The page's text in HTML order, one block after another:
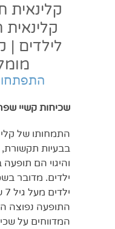
קלינאית
לילדים |
שכיחות קשיי
התמחותו של
בבעיות תקשורת,
והיגוי הם
התופעה נפוצה